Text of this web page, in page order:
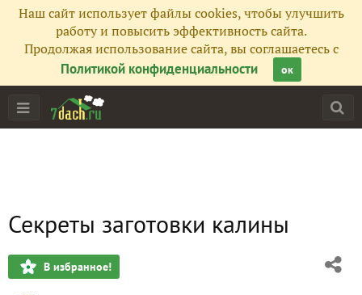
Наш сайт использует файлы cookies, чтобы улучшить
работу и повысить эффективность сайта.
Продолжая использование сайта, вы соглашаетесь с
Политикой конфиденциальности
ок
Секреты заготовки калины
В избранное!